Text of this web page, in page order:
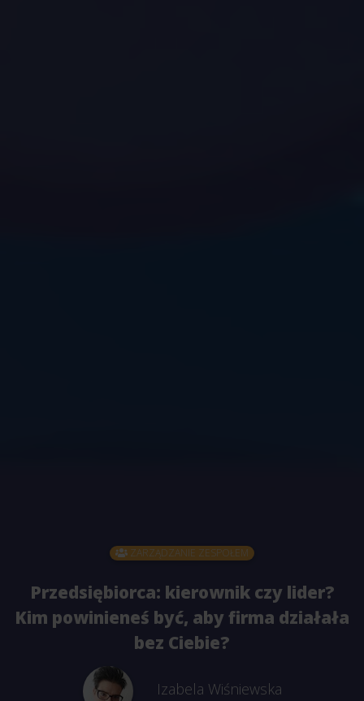
ZARZĄDZANIE ZESPOŁEM
Przedsiębiorca: kierownik czy lider?
Kim powinieneś być, aby firma działała
bez Ciebie?
Izabela Wiśniewska